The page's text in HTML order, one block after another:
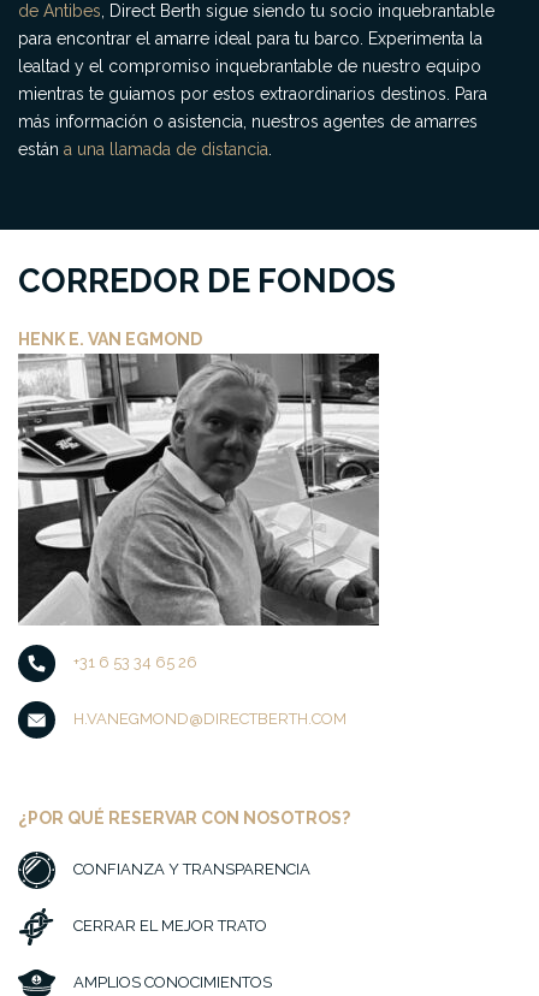
de Antibes , Direct Berth sigue siendo tu socio inquebrantable
para encontrar el amarre ideal para tu barco. Experimenta la
lealtad y el compromiso inquebrantable de nuestro equipo
mientras te guiamos por estos extraordinarios destinos. Para
más información o asistencia, nuestros agentes de amarres
están a una llamada de distancia
CORREDOR DE FONDOS
HENK E. VAN EGMOND
+31 6 53 34 65 26
H.VANEGMOND@DIRECTBERTH.COM
¿POR QUÉ RESERVAR CON NOSOTROS?
CONFIANZA Y TRANSPARENCIA
CERRAR EL MEJOR TRATO
AMPLIOS CONOCIMIENTOS